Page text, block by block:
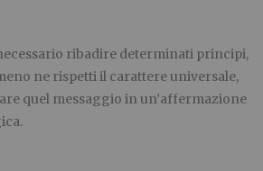
ribadire determinati principi,
ne rispetti il carattere universale,
quel messaggio in un’affermazione